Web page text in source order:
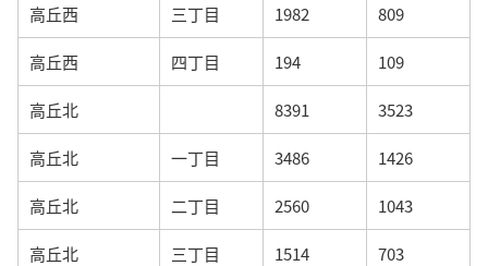
高丘西 三丁目 1982 809
高丘西 四丁目 194 109
高丘北 8391 3523
高丘北 一丁目 3486 1426
高丘北 二丁目 2560 1043
高丘北 三丁目 1514 703